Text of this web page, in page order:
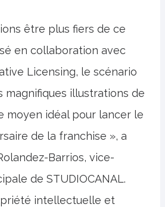
être plus fiers de ce
en collaboration avec
Licensing, le scénario
magnifiques illustrations de
moyen idéal pour lancer le
de la franchise », a
Barrios, vice-
de STUDIOCANAL.
intellectuelle et